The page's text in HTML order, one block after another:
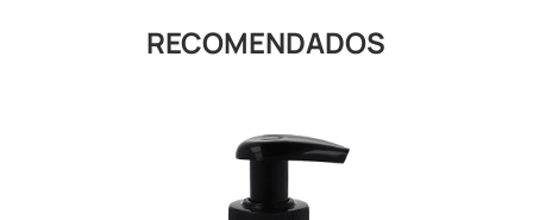
RECOMENDADOS